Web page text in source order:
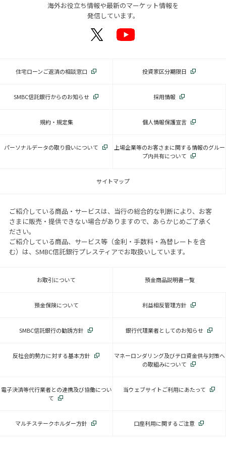
海外お役立ち情報や最新のマーケット情報を
発信しています。
住宅ローンご返済の相談窓口 投資家区分期限日
SMBC信託銀行からのお知らせ 採用情報
規約・規定集 個人情報保護宣言
パーソナルデータの取り扱いについて
上場企業等のお客さまに関する情報のグルー
プ内共有について
サイトマップ
ご紹介している商品・サービスは、当行の総合的な判断により、お客
さまに販売・提供できない場合がありますので、あらかじめご了承く
ださい。
ご紹介している商品、サービス等（金利・手数料・為替レートを含
む）は、SMBC信託銀行プレスティアでお取扱いしています。
お取引について 預金商品説明書一覧
預金保険について 利益相反管理方針
SMBC信託銀行の勧誘方針 銀行代理業者としてのお知らせ
反社会的勢力に対する基本方針
マネーロンダリング及びテロ資金供与対策へ
の取組みについて
電子決済等代行業者との連携及び協働につい
て
当ウェブサイトご利用にあたって
マルチステークホルダー方針 口座利用に関するご注意